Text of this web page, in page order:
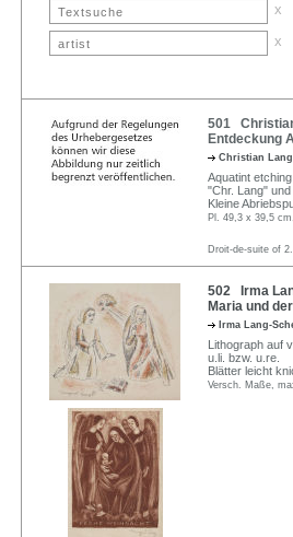
x
x
501
Entdeckung
Christian
Aquatint
"Chr. Lang"
Kleine
Pl. 49,3 x 39,5
Droit-de-suite of
502 Irma
Maria und
Irma Lang-
Lithograph auf
u.li. bzw. u.re.
Blätter leicht
Versch. Maße,